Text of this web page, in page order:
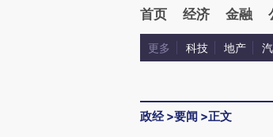
首页 经济 金融
更多 科技 地产
政经>要闻 >正文